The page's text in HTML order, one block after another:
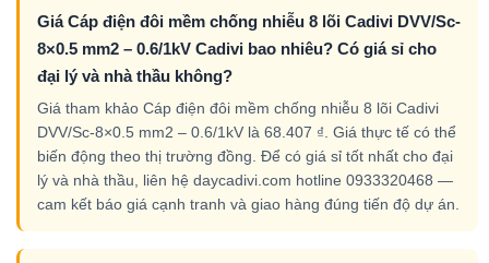
Giá Cáp điện đôi mềm chống nhiễu 8 lõi Cadivi DVV/Sc-
8×0.5 mm2 – 0.6/1kV Cadivi bao nhiêu? Có giá sỉ cho
đại lý và nhà thầu không?
Giá tham khảo Cáp điện đôi mềm chống nhiễu 8 lõi Cadivi
DVV/Sc-8×0.5 mm2 – 0.6/1kV là 68.407 ₫. Giá thực tế có thể
biến động theo thị trường đồng. Để có giá sỉ tốt nhất cho đại
lý và nhà thầu, liên hệ daycadivi.com hotline 0933320468 —
cam kết báo giá cạnh tranh và giao hàng đúng tiến độ dự án.